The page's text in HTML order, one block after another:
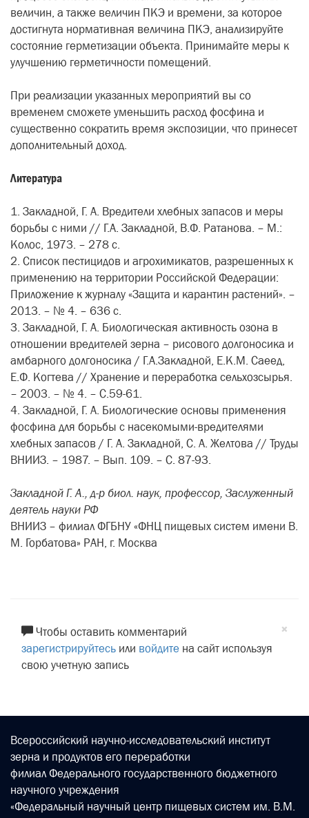
величин, а также величин ПКЭ и времени, за которое
достигнута нормативная величина ПКЭ, анализируйте
состояние герметизации объекта. Принимайте меры к
улучшению герметичности помещений.
При реализации указанных мероприятий вы со
временем сможете уменьшить расход фосфина и
существенно сократить время экспозиции, что принесет
дополнительный доход.
Литература
1. Закладной, Г. А. Вредители хлебных запасов и меры
борьбы с ними // Г.А. Закладной, В.Ф. Ратанова. – М.:
Колос, 1973. – 278 с.
2. Список пестицидов и агрохимикатов, разрешенных к
применению на территории Российской Федерации:
Приложение к журналу «Защита и карантин растений». –
2013. – № 4. – 636 с.
3. Закладной, Г. А. Биологическая активность озона в
отношении вредителей зерна – рисового долгоносика и
амбарного долгоносика / Г.А.Закладной, Е.К.М. Саеед,
Е.Ф. Когтева // Хранение и переработка сельхозсырья.
– 2003. – № 4. – С.59-61.
4. Закладной, Г. А. Биологические основы применения
фосфина для борьбы с насекомыми-вредителями
хлебных запасов / Г. А. Закладной, С. А. Желтова // Труды
ВНИИЗ. – 1987. – Вып. 109. – С. 87-93.
Закладной Г. А., д-р биол. наук, профессор, Заслуженный
деятель науки РФ
ВНИИЗ – филиал ФГБНУ «ФНЦ пищевых систем имени В.
М. Горбатова» РАН, г. Москва
×
Чтобы оставить комментарий
зарегистрируйтесь или войдите на сайт используя
свою учетную запись
Всероссийский научно-исследовательский институт
зерна и продуктов его переработки
филиал Федерального государственного бюджетного
научного учреждения
«Федеральный научный центр пищевых систем им. В.М.